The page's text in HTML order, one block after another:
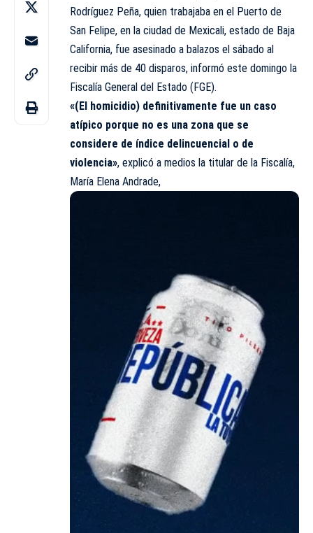
Rodríguez Peña, quien trabajaba en el Puerto de
San Felipe, en la ciudad de Mexicali, estado de Baja
California, fue asesinado a balazos el sábado al
recibir más de 40 disparos, informó este domingo la
Fiscalía General del Estado (FGE).
«(El homicidio) definitivamente fue un caso
atípico porque no es una zona que se
considere de índice delincuencial o de
violencia», explicó a medios la titular de la Fiscalía,
María Elena Andrade,